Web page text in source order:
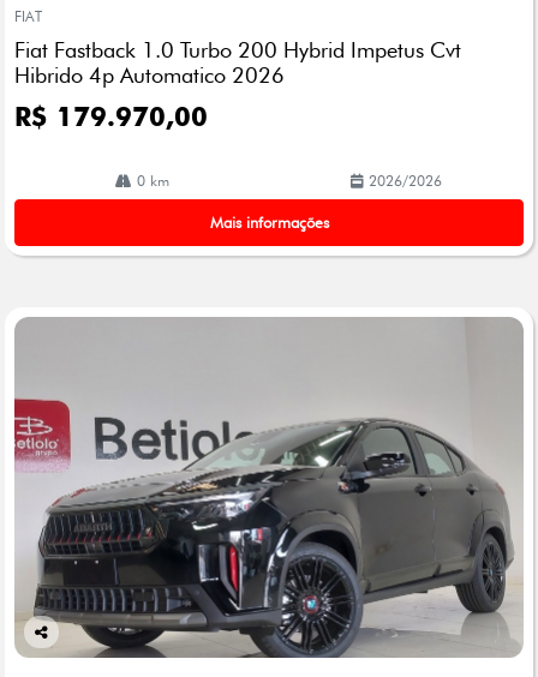
arti
lhe
FIAT
Fiat Fastback 1.0 Turbo 200 Hybrid Impetus Cvt
Hibrido 4p Automatico 2026
R$ 179.970,00
0 km 2026/2026
Mais informações
Co